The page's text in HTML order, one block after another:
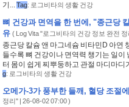
기...Tag: 로그비타의 생활 건강
뼈 건강과 면역을 한 번에, "종근당
유 ( Log Vita "로그비타의 건강 정보 완전 정
종근당 칼슘 앤 마그네슘 비타민D 아연
들수록 뼈 건강이나 면역력 챙기는 일이
터 몸이 쉽게 찌뿌둥하고 관절 마디마
g: 로그비타의 생활 건강
오메가-3가 풍부한 들깨, 혈당 조절
정리"| 26-08-02 07:00 )